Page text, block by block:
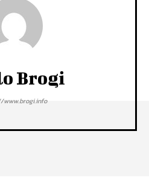
Brogi
www.brogi.info